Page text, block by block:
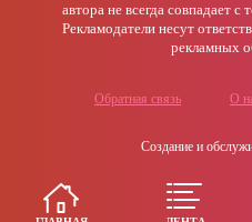
автора не всегда совпадает с
Рекламодатели несут
рекламных
Обратная связь О
Создание и